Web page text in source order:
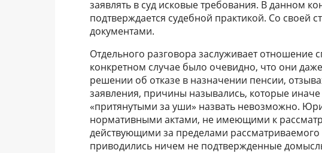
заявлять в суд исковые требования. В данном
подтверждается судебной практикой. Со своей
документами.
Отдельного разговора заслуживает
конкретном случае было очевидно, что они
решении об отказе в назначении пенсии,
заявления, причины назывались, которые иначе
«притянутыми за уши» назвать невозможно.
нормативными актами, не имеющими к
действующими за пределами рассматриваемого
приводились ничем не подтвержденные